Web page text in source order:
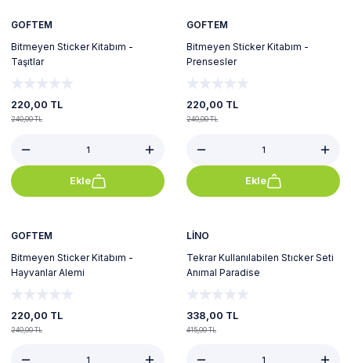
GOFTEM
Bitmeyen Sticker Kitabım -
Taşıtlar
220,00 TL
240,00 TL
Ekle
GOFTEM
Bitmeyen Sticker Kitabım -
Prensesler
220,00 TL
240,00 TL
Ekle
GOFTEM
Bitmeyen Sticker Kitabım -
Hayvanlar Alemi
220,00 TL
240,00 TL
LİNO
Tekrar Kullanılabilen Stıcker Seti
Anımal Paradise
338,00 TL
415,00 TL